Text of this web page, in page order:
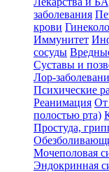
заболевания
крови
Иммунитет
сосуды
Суставы и
Лор-
Психические
Реанимация От
полостью рта)
Простуда,
Мочеполовая
Эндокринная